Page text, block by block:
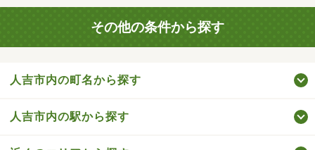
その他の条件から探す
人吉市内の町名から探す
人吉市内の駅から探す